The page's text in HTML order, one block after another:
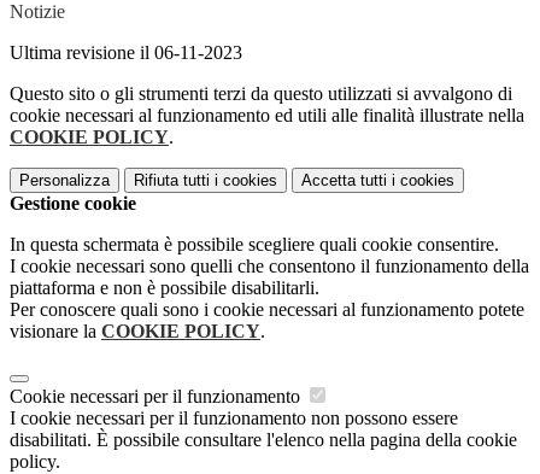
Notizie
Ultima revisione il 06-11-2023
Questo sito o gli strumenti terzi da questo utilizzati si avvalgono di
cookie necessari al funzionamento ed utili alle finalità illustrate nella
COOKIE POLICY.
Personalizza Rifiuta tutti i cookies Accetta tutti i cookies
Gestione cookie
In questa schermata è possibile scegliere quali cookie consentire.
I cookie necessari sono quelli che consentono il funzionamento della
piattaforma e non è possibile disabilitarli.
Per conoscere quali sono i cookie necessari al funzionamento potete
visionare la COOKIE POLICY.
Cookie necessari per il funzionamento
I cookie necessari per il funzionamento non possono essere
disabilitati. È possibile consultare l'elenco nella pagina della cookie
policy.